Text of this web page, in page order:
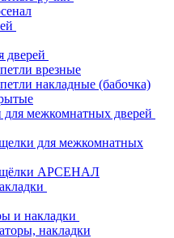
дверей
врезные
накладные (бабочка)
для межкомнатных дверей
для межкомнатных
АРСЕНАЛ
и накладки
накладки